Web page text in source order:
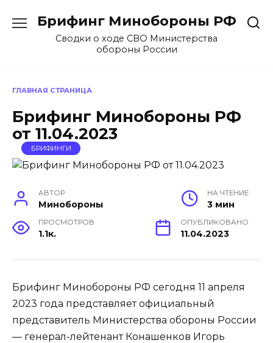
содержанию
Брифинг Минобороны РФ
Сводки о ходе СВО Министерства
обороны России
ГЛАВНАЯ СТРАНИЦА
Брифинг Минобороны РФ
от 11.04.2023
БРИФИНГИ
АВТОР
Минобороны
НА ЧТЕНИЕ
3 мин
ПРОСМОТРОВ
1.1к.
ОПУБЛИКОВАНО
11.04.2023
Брифинг Минобороны РФ сегодня 11 апреля
2023 года представляет официальный
представитель Министерства обороны России
— генерал-лейтенант Конашенков Игорь